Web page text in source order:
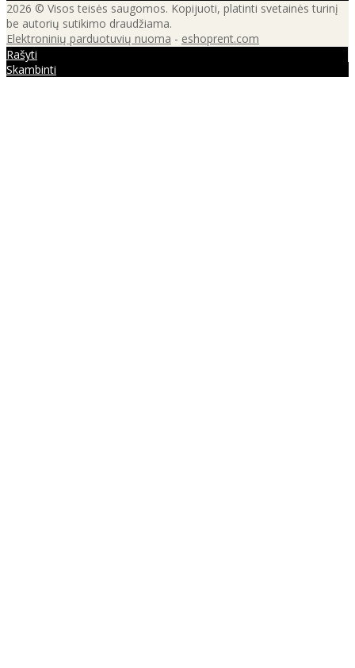
2026 © Visos teisės saugomos. Kopijuoti, platinti svetainės turinį
be autorių sutikimo draudžiama.
Elektroninių parduotuvių nuoma - eshoprent.com
Rašyti
Skambinti